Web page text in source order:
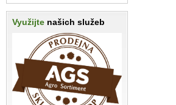
Využijte našich služeb